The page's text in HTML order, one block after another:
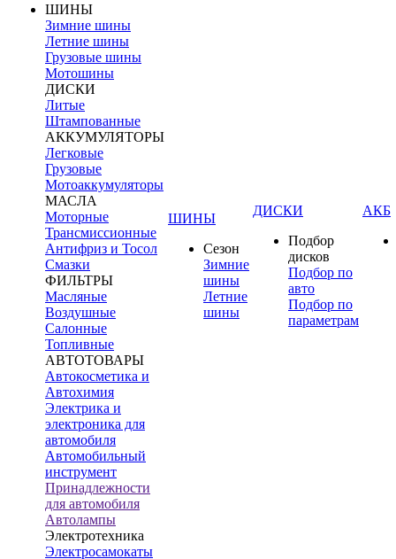
ШИНЫ
Зимние шины
Летние шины
Грузовые шины
Мотошины
ДИСКИ
Литые
Штампованные
АККУМУЛЯТОРЫ
Легковые
Грузовые
Мотоаккумуляторы
МАСЛА
Моторные
Трансмиссионные
Антифриз и Тосол
Смазки
ФИЛЬТРЫ
Масляные
Воздушные
Салонные
Топливные
АВТОТОВАРЫ
Автокосметика и
Автохимия
Электрика и
электроника для
автомобиля
Автомобильный
инструмент
Принадлежности
для автомобиля
Автолампы
Электротехника
Электросамокаты
ШИНЫ
Сезон
Зимние
шины
Летние
шины
ДИСКИ
Подбор
дисков
Подбор по
авто
Подбор по
параметрам
АКБ